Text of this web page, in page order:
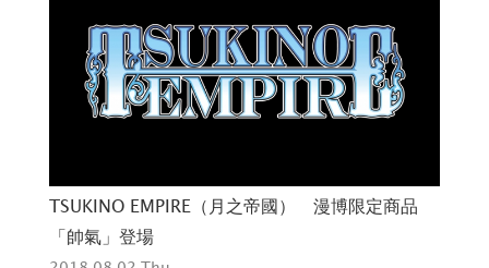
TSUKINO EMPIRE（月之帝國） 漫博限定商品
「帥氣」登場